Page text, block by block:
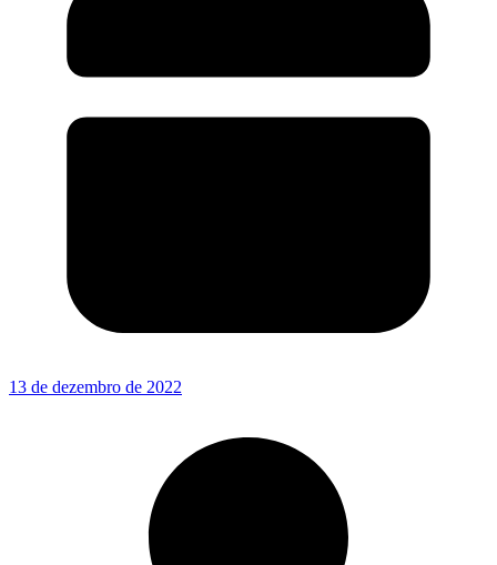
13 de dezembro de 2022